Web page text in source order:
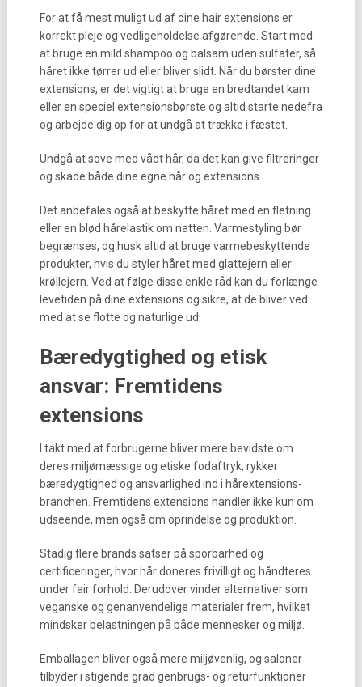
For at få mest muligt ud af dine hair extensions er
korrekt pleje og vedligeholdelse afgørende. Start med
at bruge en mild shampoo og balsam uden sulfater, så
håret ikke tørrer ud eller bliver slidt. Når du børster dine
extensions, er det vigtigt at bruge en bredtandet kam
eller en speciel extensionsbørste og altid starte nedefra
og arbejde dig op for at undgå at trække i fæstet.
Undgå at sove med vådt hår, da det kan give filtreringer
og skade både dine egne hår og extensions.
Det anbefales også at beskytte håret med en fletning
eller en blød hårelastik om natten. Varmestyling bør
begrænses, og husk altid at bruge varmebeskyttende
produkter, hvis du styler håret med glattejern eller
krøllejern. Ved at følge disse enkle råd kan du forlænge
levetiden på dine extensions og sikre, at de bliver ved
med at se flotte og naturlige ud.
Bæredygtighed og etisk
ansvar: Fremtidens
extensions
I takt med at forbrugerne bliver mere bevidste om
deres miljømæssige og etiske fodaftryk, rykker
bæredygtighed og ansvarlighed ind i hårextensions-
branchen. Fremtidens extensions handler ikke kun om
udseende, men også om oprindelse og produktion.
Stadig flere brands satser på sporbarhed og
certificeringer, hvor hår doneres frivilligt og håndteres
under fair forhold. Derudover vinder alternativer som
veganske og genanvendelige materialer frem, hvilket
mindsker belastningen på både mennesker og miljø.
Emballagen bliver også mere miljøvenlig, og saloner
tilbyder i stigende grad genbrugs- og returfunktioner